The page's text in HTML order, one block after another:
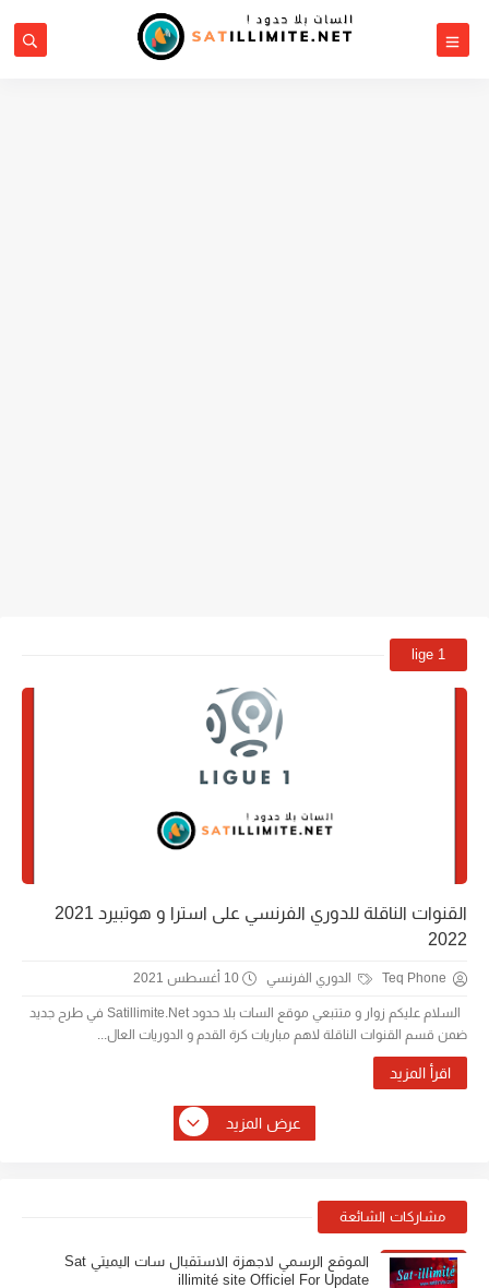
lige 1
القنوات الناقلة للدوري الفرنسي على استرا و هوتبيرد 2021
2022
Teq Phone الدوري الفرنسي 10 أغسطس 2021
السلام عليكم زوار و متتبعي موقع السات بلا حدود Satillimite.Net في طرح جديد
ضمن قسم القنوات الناقلة لاهم مباريات كرة القدم و الدوريات العال...
اقرأ المزيد
عرض المزيد
مشاركات الشائعة
الموقع الرسمي لاجهزة الاستقبال سات اليميتي Sat
illimité site Officiel For Update